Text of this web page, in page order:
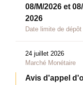
08/M/2026 et
2026
Date limite de
24 juillet 2026
Marché Monétaire
Avis d'appel